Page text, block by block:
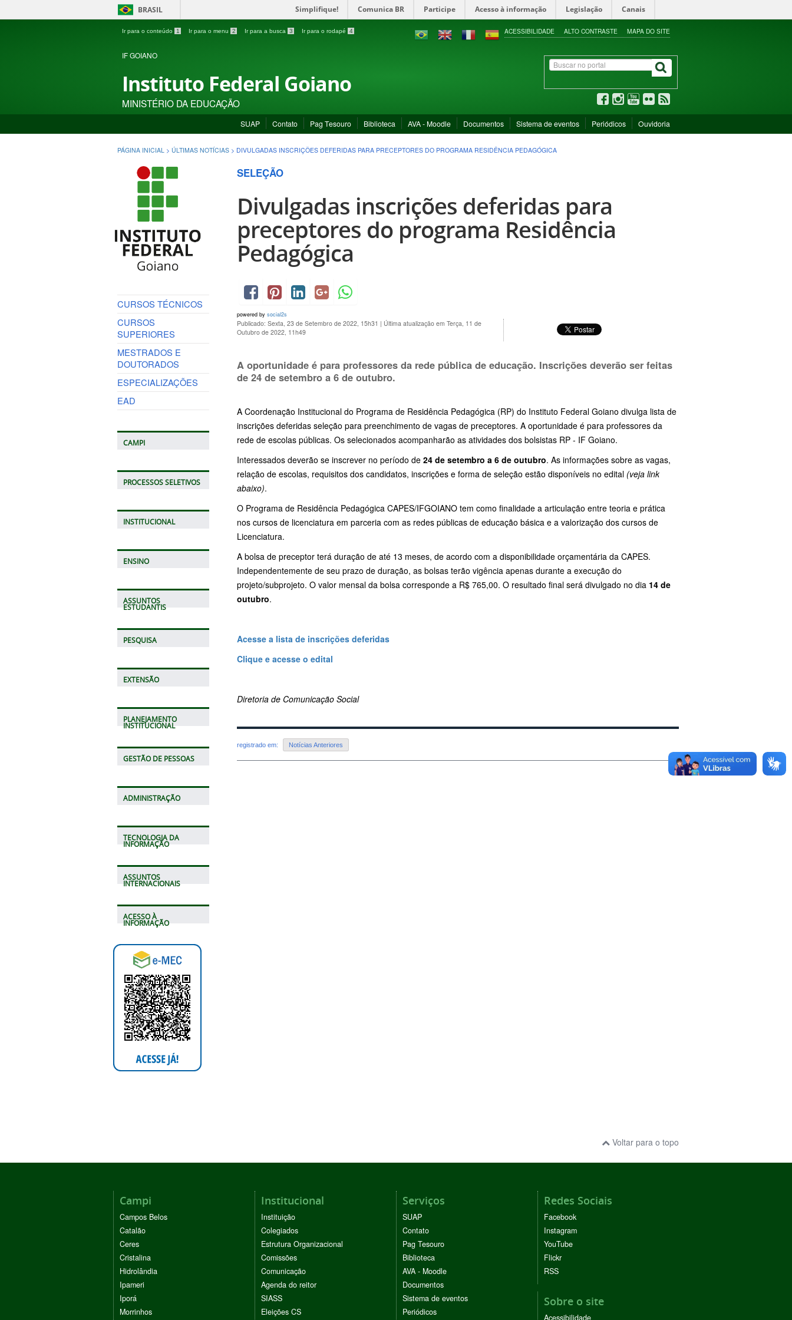
BRASIL Simplifique! Comunica BR Participe Acesso à informação Legislação Canais
Ir para o conteúdo 1 Ir para o menu 2 Ir para a busca 3 Ir para o rodapé 4 ACESSIBILIDADE ALTO CONTRASTE MAPA DO SITE
IF GOIANO
Instituto Federal Goiano
MINISTÉRIO DA EDUCAÇÃO
SUAP Contato Pag Tesouro Biblioteca AVA - Moodle Documentos Sistema de eventos Periódicos Ouvidoria
PÁGINA INICIAL > ÚLTIMAS NOTÍCIAS > DIVULGADAS INSCRIÇÕES DEFERIDAS PARA PRECEPTORES DO PROGRAMA RESIDÊNCIA PEDAGÓGICA
CURSOS TÉCNICOS
CURSOS
SUPERIORES
MESTRADOS E
DOUTORADOS
ESPECIALIZAÇÕES
EAD
CAMPI
PROCESSOS SELETIVOS
INSTITUCIONAL
ENSINO
ASSUNTOS
ESTUDANTIS
PESQUISA
EXTENSÃO
PLANEJAMENTO
INSTITUCIONAL
GESTÃO DE PESSOAS
ADMINISTRAÇÃO
TECNOLOGIA DA
INFORMAÇÃO
ASSUNTOS
INTERNACIONAIS
ACESSO À
INFORMAÇÃO
SELEÇÃO
Divulgadas inscrições deferidas para
preceptores do programa Residência
Pedagógica
powered by social2s
Publicado: Sexta, 23 de Setembro de 2022, 15h31 | Última atualização em Terça, 11 de
Outubro de 2022, 11h49
A oportunidade é para professores da rede pública de educação. Inscrições deverão ser feitas
de 24 de setembro a 6 de outubro.
A Coordenação Institucional do Programa de Residência Pedagógica (RP) do Instituto Federal Goiano divulga lista de
inscrições deferidas seleção para preenchimento de vagas de preceptores. A oportunidade é para professores da
rede de escolas públicas. Os selecionados acompanharão as atividades dos bolsistas RP - IF Goiano.
Interessados deverão se inscrever no período de 24 de setembro a 6 de outubro. As informações sobre as vagas,
relação de escolas, requisitos dos candidatos, inscrições e forma de seleção estão disponíveis no edital (veja link
abaixo).
O Programa de Residência Pedagógica CAPES/IFGOIANO tem como finalidade a articulação entre teoria e prática
nos cursos de licenciatura em parceria com as redes públicas de educação básica e a valorização dos cursos de
Licenciatura.
A bolsa de preceptor terá duração de até 13 meses, de acordo com a disponibilidade orçamentária da CAPES.
Independentemente de seu prazo de duração, as bolsas terão vigência apenas durante a execução do
projeto/subprojeto. O valor mensal da bolsa corresponde a R$ 765,00. O resultado final será divulgado no dia 14 de
outubro.
Acesse a lista de inscrições deferidas
Clique e acesse o edital
Diretoria de Comunicação Social
registrado em: Notícias Anteriores
Voltar para o topo
Campi
Campos Belos
Catalão
Ceres
Cristalina
Hidrolândia
Ipameri
Iporá
Morrinhos
Institucional
Instituição
Colegiados
Estrutura Organizacional
Comissões
Comunicação
Agenda do reitor
SIASS
Eleições CS
Serviços
SUAP
Contato
Pag Tesouro
Biblioteca
AVA - Moodle
Documentos
Sistema de eventos
Periódicos
Redes Sociais
Facebook
Instagram
YouTube
Flickr
RSS
Sobre o site